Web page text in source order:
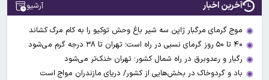
آخرین اخبار آرشیو
موج گرمای مرگبار ژاپن سه شیر باغ وحش توکیو را به کام مرگ کشاند
۴۰ تا ۵۰ روز گرمای نسبی در راه است؛ تهران تا ۳۸ درجه گرم می‌شود
رگبار و رعدوبرق در راه شمال کشور؛ تهران خنک‌تر می‌شود
باد و گردوخاک در بخش‌هایی از کشور/ دریای مازندران مواج است